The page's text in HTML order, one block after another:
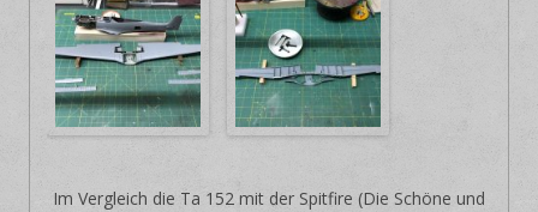
Im Vergleich die Ta 152 mit der Spitfire (Die Schöne und